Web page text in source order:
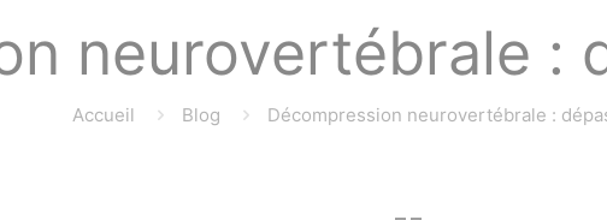
neurovertébrale :
Accueil Blog Décompression neurovertébrale :